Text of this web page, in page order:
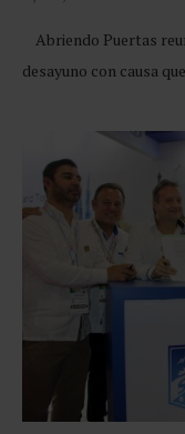
Abriendo Puertas
desayuno con causa